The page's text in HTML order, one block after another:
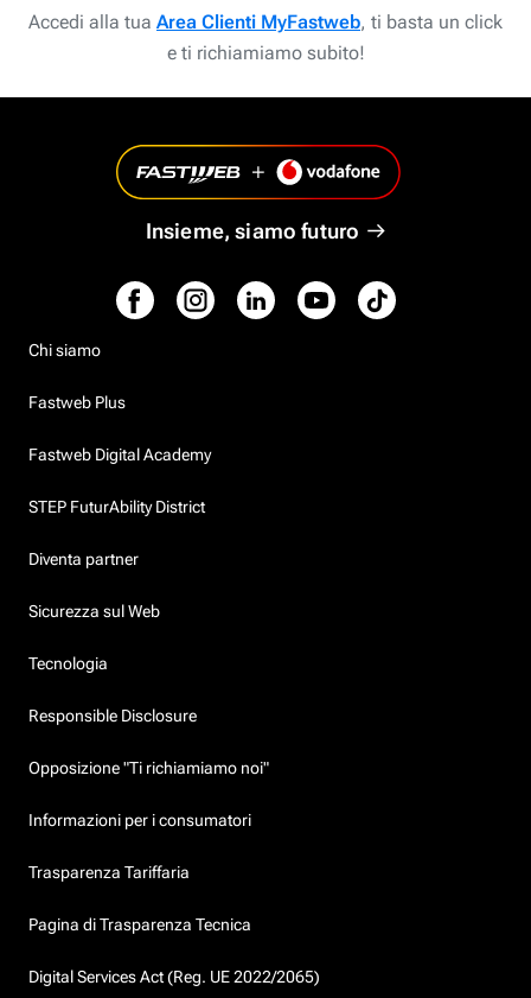
Accedi alla tua Area Clienti MyFastweb, ti basta un click
e ti richiamiamo subito!
Insieme, siamo futuro
Chi siamo
Fastweb Plus
Fastweb Digital Academy
STEP FuturAbility District
Diventa partner
Sicurezza sul Web
Tecnologia
Responsible Disclosure
Opposizione "Ti richiamiamo noi"
Informazioni per i consumatori
Trasparenza Tariffaria
Pagina di Trasparenza Tecnica
Digital Services Act (Reg. UE 2022/2065)